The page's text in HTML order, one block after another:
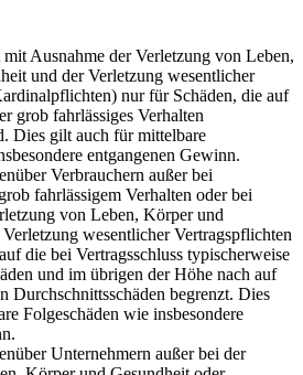
Ausnahme der Verletzung von Leben,
und der Verletzung wesentlicher
nur für Schäden, die auf
grob fahrlässiges Verhalten
Dies gilt auch für mittelbare
entgangenen Gewinn.
Verbrauchern außer bei
fahrlässigem Verhalten oder bei
von Leben, Körper und
wesentlicher Vertragspflichten
die bei Vertragsschluss typischerweise
und im übrigen der Höhe nach auf
Durchschnittsschäden begrenzt. Dies
Folgeschäden wie insbesondere
Unternehmern außer bei der